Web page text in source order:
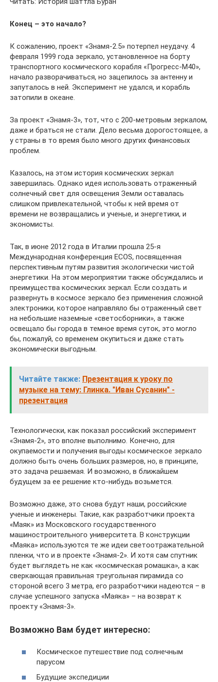
Конец – это начало?
К сожалению, проект «Знамя-2.5» потерпел неудачу. 4
февраля 1999 года зеркало, установленное на борту
транспортного космического корабля «Прогресс-М40»,
начало разворачиваться, но зацепилось за антенну и
запуталось в ней. Эксперимент не удался, и корабль
затопили в океане.
За проект «Знамя-3», тот, что с 200-метровым зеркалом,
даже и браться не стали. Дело весьма дорогостоящее, а
у страны в то время было много других финансовых
проблем.
Казалось, на этом история космических зеркал
завершилась. Однако идея использовать отраженный
солнечный свет для освещения Земли оставалась
слишком привлекательной, чтобы к ней время от
времени не возвращались и ученые, и энергетики, и
экономисты.
Так, в июне 2012 года в Италии прошла 25-я
Международная конференция ECOS, посвященная
перспективным путям развития экологически чистой
энергетики. На этом мероприятии также обсуждались и
преимущества космических зеркал. Если создать и
развернуть в космосе зеркало без применения сложной
электроники, которое направляло бы отраженный свет
на небольшие наземные «светосборники», а также
освещало бы города в темное время суток, это могло
бы, пожалуй, со временем окупиться и даже стать
экономически выгодным.
Читайте также: Презентация к уроку по
музыке на тему: Глинка. "Иван Сусанин" -
презентация
Технологически, как показал российский эксперимент
«Знамя-2», это вполне выполнимо. Конечно, для
окупаемости и получения выгоды космическое зеркало
должно быть очень больших размеров, но, в принципе,
это задача решаемая. И возможно, в ближайшем
будущем за ее решение кто-нибудь возьмется.
Возможно даже, это снова будут наши, российские
ученые и инженеры. Такие, как разработчики проекта
«Маяк» из Московского государственного
машиностроительного университета. В конструкции
«Маяка» используются те же идеи светоотражательной
пленки, что и в проекте «Знамя-2». И хотя сам спутник
будет выглядеть не как «космическая ромашка», а как
сверкающая правильная треугольная пирамида со
стороной всего 3 метра, его разработчики надеются – в
случае успешного запуска «Маяка» – на возврат к
проекту «Знамя-3».
Возможно Вам будет интересно:
Космическое путешествие под солнечным
парусом
Будущие экспедиции